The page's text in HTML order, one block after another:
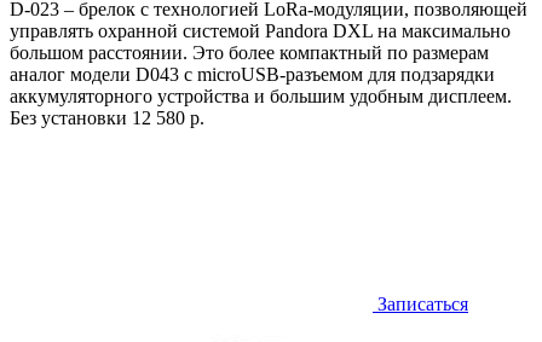
D-023 – брелок с технологией LoRa-модуляции, позволяющей
управлять охранной системой Pandora DXL на максимально
большом расстоянии. Это более компактный по размерам
аналог модели D043 с microUSB-разъемом для подзарядки
аккумуляторного устройства и большим удобным дисплеем.
Без установки 12 580 р.
Записаться